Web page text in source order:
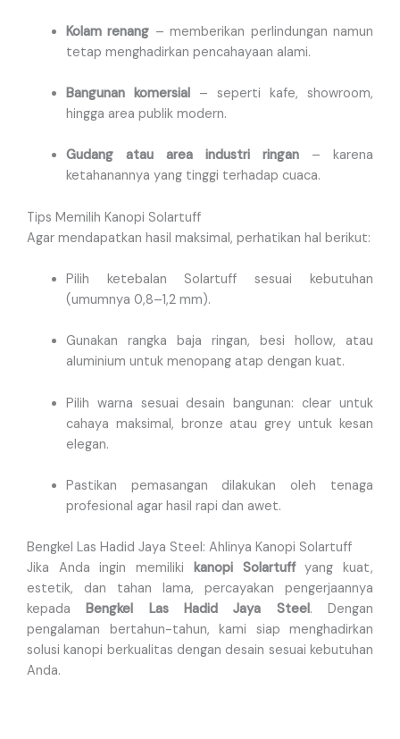
Kolam renang – memberikan perlindungan namun
tetap menghadirkan pencahayaan alami.
Bangunan komersial– seperti kafe, showroom,
hingga area publik modern.
Gudang atau area industri ringan– karena
ketahanannya yang tinggi terhadap cuaca.
Tips Memilih Kanopi Solartuff
Agar mendapatkan hasil maksimal, perhatikan hal berikut:
Pilih ketebalan Solartuff sesuai kebutuhan
(umumnya 0,8–1,2 mm).
Gunakan rangka baja ringan, besi hollow, atau
aluminium untuk menopang atap dengan kuat.
Pilih warna sesuai desain bangunan: clear untuk
cahaya maksimal, bronze atau grey untuk kesan
elegan.
Pastikan pemasangan dilakukan oleh tenaga
profesional agar hasil rapi dan awet.
Bengkel Las Hadid Jaya Steel: Ahlinya Kanopi Solartuff
Jika Anda ingin memiliki kanopi Solartuffyang kuat,
estetik, dan tahan lama, percayakan pengerjaannya
kepadaBengkel Las Hadid Jaya Steel. Dengan
pengalaman bertahun-tahun, kami siap menghadirkan
solusi kanopi berkualitas dengan desain sesuai kebutuhan
Anda.